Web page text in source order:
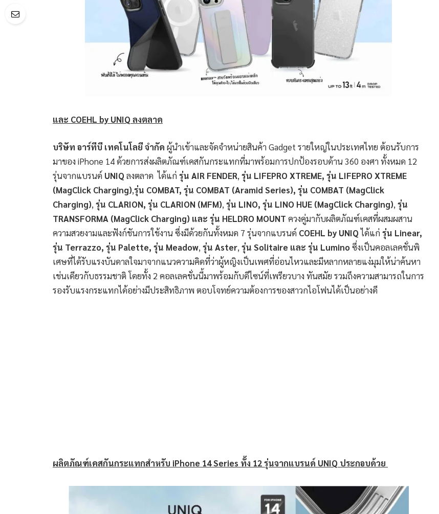
และ COEHL by UNIQ ลงตลาด
บริษัท อาร์ทีบี เทคโนโลยี จำกัด ผู้นำเข้าและจัดจำหน่ายสินค้า Gadget รายใหญ่ในประเทศไทย ต้อนรับการ
มาของ iPhone 14 ด้วยการส่งผลิตภัณฑ์เคสกันกระแทกที่มาพร้อมการปกป้องรอบด้าน 360 องศา ทั้งหมด 12
รุ่นจากแบรนด์ UNIQ ลงตลาด ได้แก่ รุ่น AIR FENDER, รุ่น LIFEPRO XTREME, รุ่น LIFEPRO XTREME
(MagClick Charging),รุ่น COMBAT, รุ่น COMBAT (Aramid Series), รุ่น COMBAT (MagClick
Charging), รุ่น CLARION, รุ่น CLARION (MFM), รุ่น LINO, รุ่น LINO HUE (MagClick Charging), รุ่น
TRANSFORMA (MagClick Charging) และ รุ่น HELDRO MOUNT ควงคู่มากับผลิตภัณฑ์เคสที่ผสมผสาน
ความสวยงามและฟังก์ชันการใช้งาน ซึ่งมีด้วยกันทั้งหมด 7 รุ่นจากแบรนด์ COEHL by UNIQได้แก่ รุ่น Linear,
รุ่น Terrazzo, รุ่น Palette, รุ่น Meadow, รุ่น Aster, รุ่น Solitaire และ รุ่น Lumino ซึ่งเป็นคอลเลคชั่นพิ
เศษที่ได้รับแรงบันดาลใจมาจากแนวความคิดที่ว่าผู้หญิงเป็นเพศที่อ่อนไหวและมีหลากหลายแง่มุมให้น่าค้นหา
เช่นเดียวกับธรรมชาติ โดยทั้ง 2 คอลเลคชั่นนี้มาพร้อมกับดีไซน์ที่เพรียวบาง ทันสมัย รวมถึงความสามารถในการ
รองรับแรงกระแทกได้อย่างมีประสิทธิภาพ ตอบโจทย์ความต้องการของสาวกไอโฟนได้เป็นอย่างดี
ผลิตภัณฑ์เคสกันกระแทกสำหรับ iPhone 14 Series ทั้ง 12 รุ่นจากแบรนด์ UNIQ ประกอบด้วย